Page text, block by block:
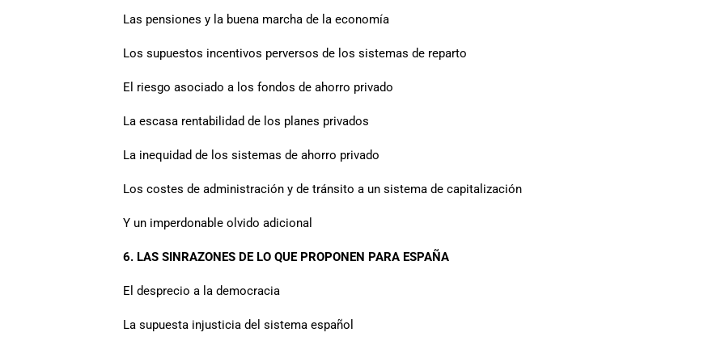
Las pensiones y la buena marcha de la economía
Los supuestos incentivos perversos de los sistemas de reparto
El riesgo asociado a los fondos de ahorro privado
La escasa rentabilidad de los planes privados
La inequidad de los sistemas de ahorro privado
Los costes de administración y de tránsito a un sistema de capitalización
Y un imperdonable olvido adicional
6. LAS SINRAZONES DE LO QUE PROPONEN PARA ESPAÑA
El desprecio a la democracia
La supuesta injusticia del sistema español